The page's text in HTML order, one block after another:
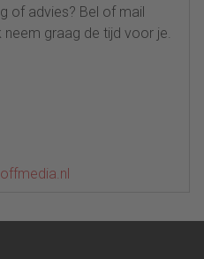
of advies? Bel of mail
neem graag de tijd voor je.